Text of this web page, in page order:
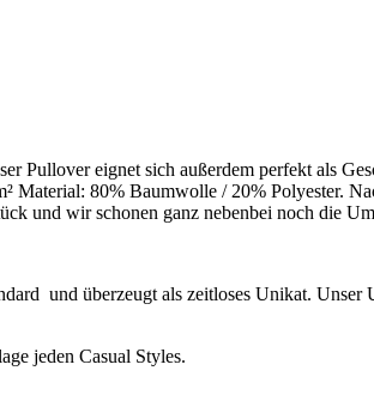
Pullover eignet sich außerdem perfekt als
Material: 80% Baumwolle / 20% Polyester.
und wir schonen ganz nebenbei noch die
und überzeugt als zeitloses Unikat. Unser
jeden Casual Styles.